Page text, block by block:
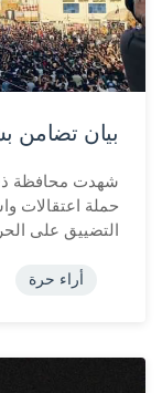
بيان تضامن
شهدت محافظة ذي
حملة اعتقالات
التضييق على
أراء حرة